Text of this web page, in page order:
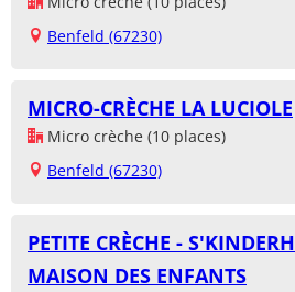
Benfeld (67230)
MICRO-CRÈCHE LA LUCIOLE
Micro crèche (10 places)
Benfeld (67230)
PETITE CRÈCHE -
MAISON DES ENFANTS